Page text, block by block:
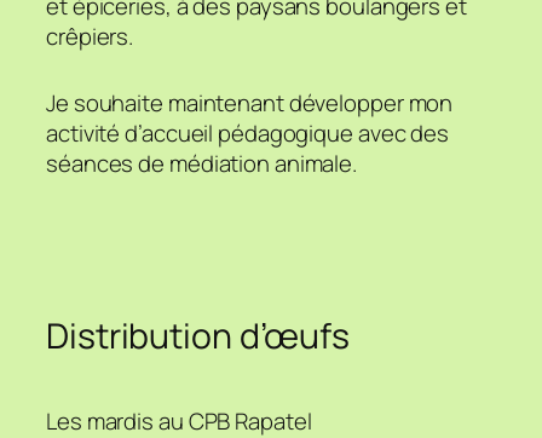
crêpiers.
Je souhaite maintenant développer mon
activité d’accueil pédagogique avec des
séances de médiation animale.
Distribution d’œufs
Les mardis au CPB Rapatel